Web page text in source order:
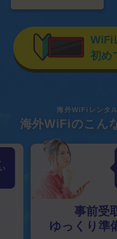
WiFi
初め
海外WiFiレンタ
海外WiFiのこん
事前受
ゆっくり準